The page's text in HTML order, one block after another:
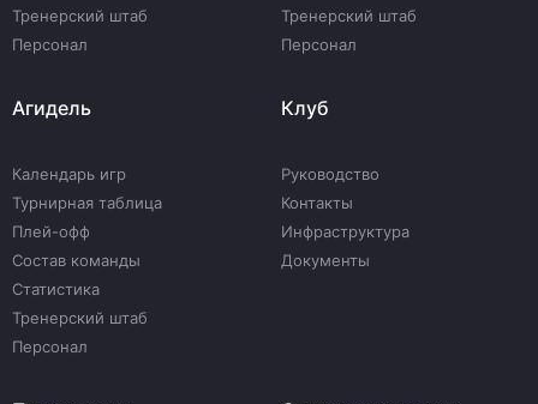
Тренерский штаб
Персонал
Тренерский штаб
Персонал
Агидель
Календарь игр
Турнирная таблица
Плей-офф
Состав команды
Статистика
Тренерский штаб
Персонал
Клуб
Руководство
Контакты
Инфраструктура
Документы